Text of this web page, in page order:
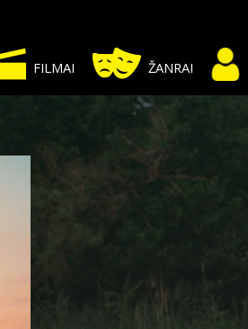
ŽANRAI
FILMAI